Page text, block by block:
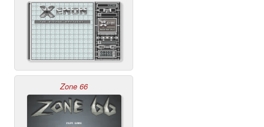
Zone 66